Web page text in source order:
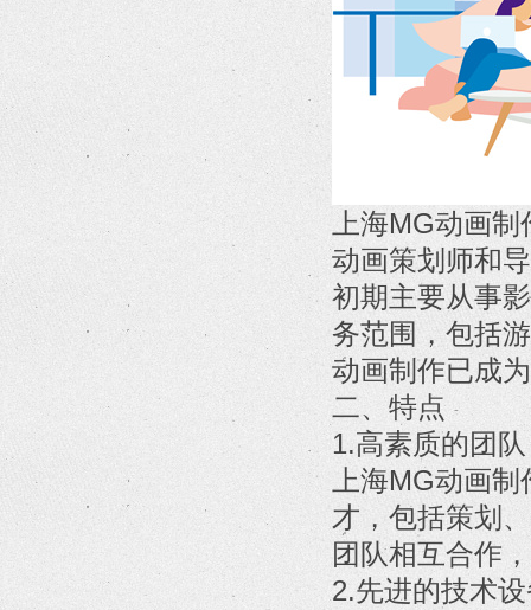
上海MG动画
动画策划师和
初期主要从事
务范围，包括
动画制作已成
二、特点
1.高素质的团
上海MG动画
才，包括策划
团队相互合作
2.先进的技术